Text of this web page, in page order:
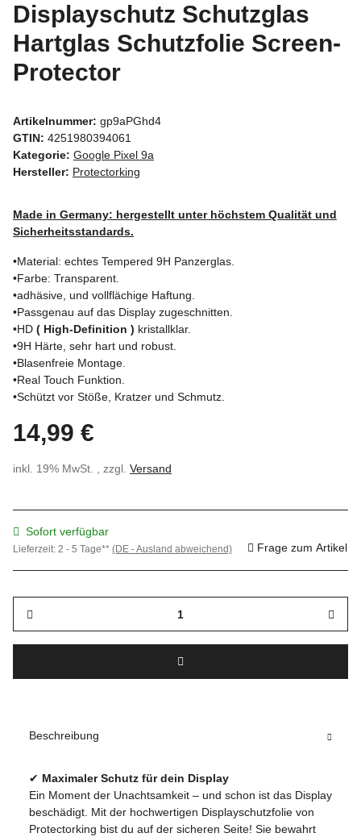
Displayschutz Schutzglas
Hartglas Schutzfolie Screen-
Protector
Artikelnummer: gp9aPGhd4
GTIN: 4251980394061
Kategorie: Google Pixel 9a
Hersteller: Protectorking
Made in Germany: hergestellt unter höchstem Qualität und
Sicherheitsstandards.
•Material: echtes Tempered 9H Panzerglas.
•Farbe: Transparent.
•adhäsive, und vollflächige Haftung.
•Passgenau auf das Display zugeschnitten.
•HD ( High-Definition ) kristallklar.
•9H Härte, sehr hart und robust.
•Blasenfreie Montage.
•Real Touch Funktion.
•Schützt vor Stöße, Kratzer und Schmutz.
14,99 €
inkl. 19% MwSt. , zzgl. Versand
Sofort verfügbar
Lieferzeit: 2 - 5 Tage** (DE - Ausland abweichend) Frage zum Artikel
Beschreibung
✔ Maximaler Schutz für dein Display
Ein Moment der Unachtsamkeit – und schon ist das Display
beschädigt. Mit der hochwertigen Displayschutzfolie von
Protectorking bist du auf der sicheren Seite! Sie bewahrt